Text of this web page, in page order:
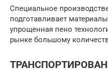
Специальное
подготавливает
упрощенная пено
рынке большому